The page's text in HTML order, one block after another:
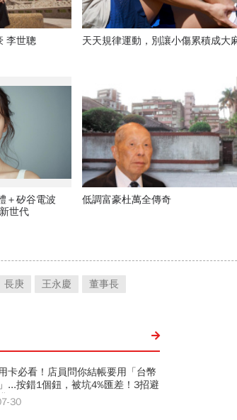
李世聰 天天規律運動，別讓小傷累積成大
＋矽谷電波
世代
低調富豪杜萬全傳奇
長庚 王永慶 董事長
卡必看！店員問你結帳要用「台幣
...按錯1個鈕，被坑4%匯差！3招避
30